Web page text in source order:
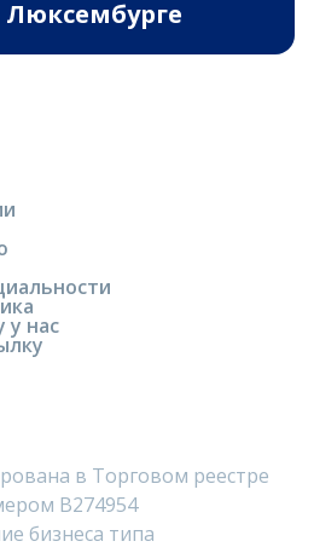
Люксембурге
у нас
в Торговом реестре
B274954
бизнеса типа